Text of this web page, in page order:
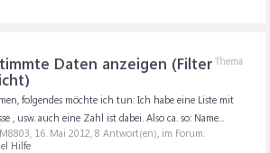
Thema
Daten anzeigen (Filter
folgendes möchte ich tun: Ich habe eine Liste mit
, usw. auch eine Zahl ist dabei. Also ca. so: Name...
16. Mai 2012, 8 Antwort(en), im Forum:
Hilfe